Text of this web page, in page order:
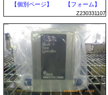
【個別ページ】
【フォーム】
Z230331107